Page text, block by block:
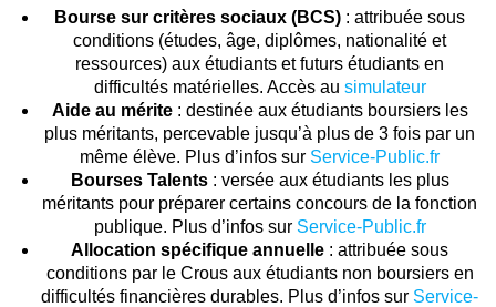
Bourse sur critères sociaux (BCS) : attribuée sous
conditions (études, âge, diplômes, nationalité et
ressources) aux étudiants et futurs étudiants en
difficultés matérielles. Accès au simulateur
Aide au mérite: destinée aux étudiants boursiers les
plus méritants, percevable jusqu’à plus de 3 fois par un
même élève. Plus d’infos sur Service-Public.fr
Bourses Talents: versée aux étudiants les plus
méritants pour préparer certains concours de la fonction
publique. Plus d’infos sur Service-Public.fr
Allocation spécifique annuelle : attribuée sous
conditions par le Crous aux étudiants non boursiers en
difficultés financières durables. Plus d’infos sur Service-